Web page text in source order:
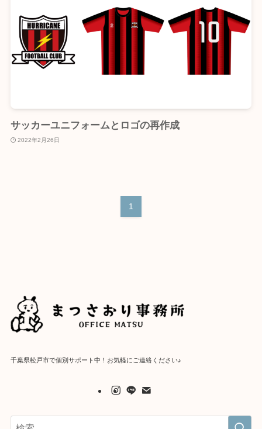
サッカーユニフォームとロゴの再作成
2022年2月26日
1
千葉県松戸市で個別サポート中！お気軽にご連絡ください♪